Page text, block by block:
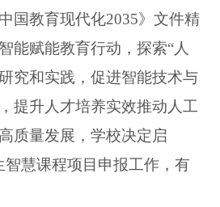
国教育现代化2035》文件精
能赋能教育行动，探索“人
究和实践，促进智能技术与
提升人才培养实效推动人工
质量发展，学校决定启
智慧课程项目申报工作，有